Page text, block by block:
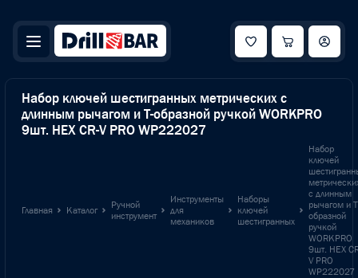
Набор ключей шестигранных метрических с
длинным рычагом и Т-образной ручкой WORKPRO
9шт. HEX CR-V PRO WP222027
Главная Каталог
Ручной
инструмент
Инструменты
для
механиков
Наборы
ключей
шестигранных
Набор
ключей
с длинным
рычагом и
образной
ручкой
WORKPRO
9шт. HEX
V PRO
WP222027